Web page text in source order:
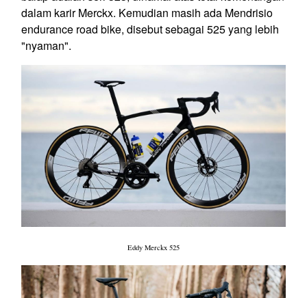
dalam karir Merckx. Kemudian masih ada Mendrisio
endurance road bike, disebut sebagai 525 yang lebih
"nyaman".
Eddy Merckx 525